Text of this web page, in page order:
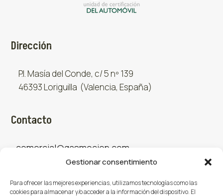
Gestionar consentimiento
Para ofrecer las mejores experiencias, utilizamos tecnologías como las
cookies para almacenar y/o acceder a la información del dispositivo. El
Dirección
P.I. Masía del Conde, c/ 5 nº 139
46393 Loriguilla (Valencia, España)
Contacto
comercial@gasmocion.com